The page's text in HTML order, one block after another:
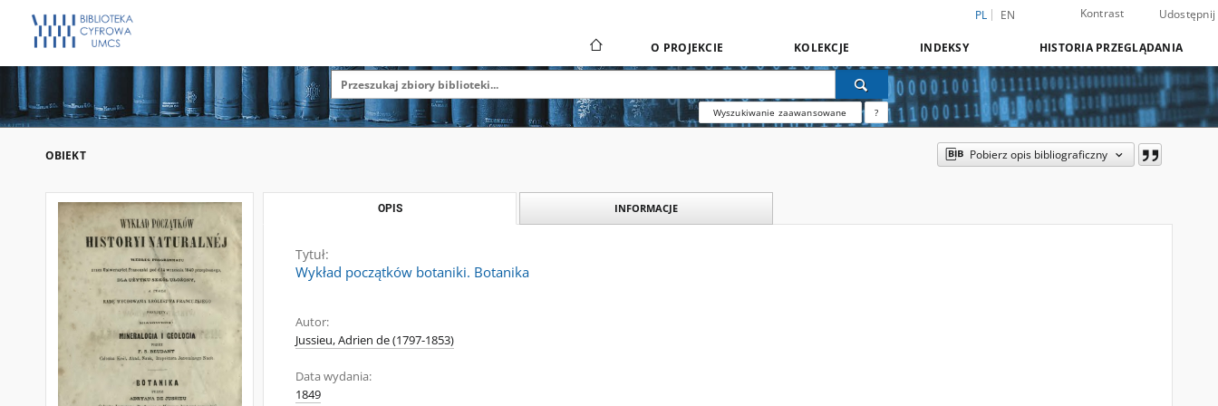
PL EN Kontrast Udostępnij
O PROJEKCIE KOLEKCJE INDEKSY HISTORIA PRZEGLĄDANIA
Wyszukiwanie zaawansowane ?
OBIEKT Pobierz opis bibliograficzny
OPIS INFORMACJE
Tytuł:
Wykład początków botaniki. Botanika
Autor:
Jussieu, Adrien de (1797-1853)
Data wydania:
1849